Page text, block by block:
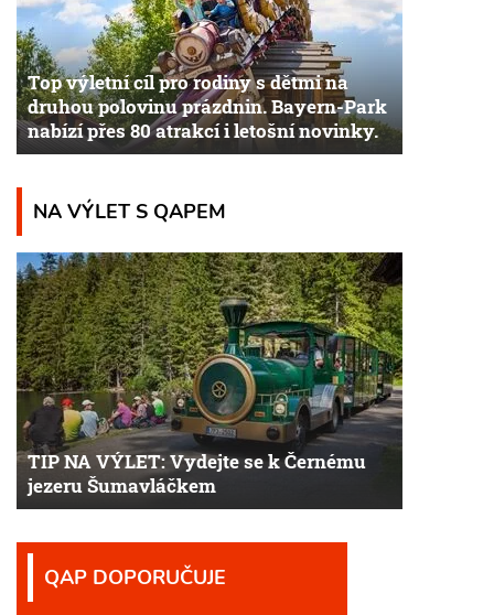
Top výletní cíl pro rodiny s dětmi na
druhou polovinu prázdnin. Bayern-Park
nabízí přes 80 atrakcí i letošní novinky.
NA VÝLET S QAPEM
TIP NA VÝLET: Vydejte se k Černému
jezeru Šumavláčkem
QAP DOPORUČUJE